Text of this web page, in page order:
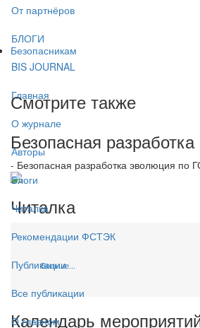
От партнёров
БЛОГИ
BIS JOURNAL
Главная
О журнале
Авторы
Блоги
Читалка
Рекомендации ФСТЭК
Публикации
Все публикации
О главном
Безопасникам
Смотрите также
Безопасная разработка
- Безопасная разработка эволюция по
Читалка
Больше...
Календарь